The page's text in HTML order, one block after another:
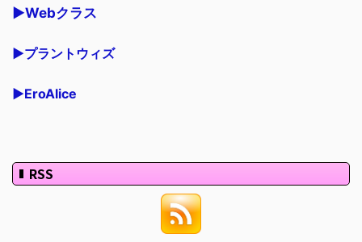
▶Webクラス
▶プラントウィズ
▶EroAlice
RSS